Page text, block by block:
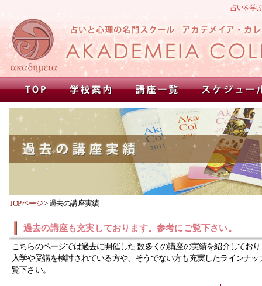
占いを学
TOPページ>過去の講座実績
過去の講座も充実しております。参考にご覧下さい。
こちらのページでは過去に開催した 数多くの講座の実績を紹介してお
入学や受講を検討されている方や、そうでない方も充実したラインナッ
覧下さい。